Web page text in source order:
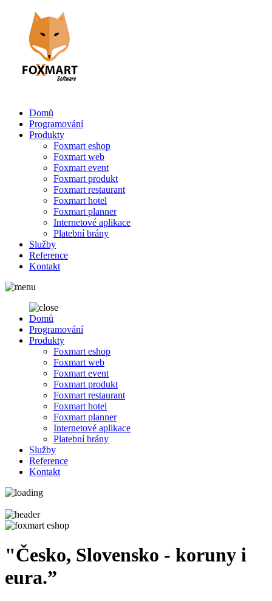
Domů
Programování
Produkty
Foxmart eshop
Foxmart web
Foxmart event
Foxmart produkt
Foxmart restaurant
Foxmart hotel
Foxmart planner
Internetové aplikace
Platební brány
Služby
Reference
Kontakt
Domů
Programování
Produkty
Foxmart eshop
Foxmart web
Foxmart event
Foxmart produkt
Foxmart restaurant
Foxmart hotel
Foxmart planner
Internetové aplikace
Platební brány
Služby
Reference
Kontakt
"Česko, Slovensko - koruny i
eura.”